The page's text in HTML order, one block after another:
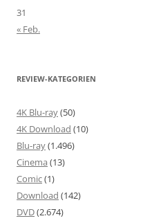
31
« Feb.
REVIEW-KATEGORIEN
4K Blu-ray(50)
4K Download (10)
Blu-ray(1.496)
Cinema (13)
Comic(1)
Download (142)
DVD(2.674)